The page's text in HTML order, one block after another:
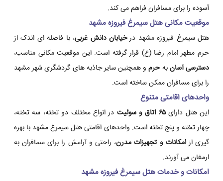
آسوده را برای مسافران فراهم می کند.
موقعیت مکانی هتل سیمرغ فیروزه مشهد
هتل سیمرغ فیروزه مشهد درخیابان دانش غربی، با فاصله ای اندک از
حرم مطهر امام رضا (ع) قرار گرفته است. این موقعیت مکانی مناسب،
دسترسی آسانبه حرمو همچنین سایر جاذبه های گردشگری شهر مشهد
را برای مسافران ممکن ساخته است.
واحدهای اقامتی متنوع
این هتل دارای۶۵ اتاق و سوئیت
در انواع مختلف دو تخته، سه تخته،
چهار تخته و پنج تخته است. واحدهای اقامتی هتل سیمرغ مشهد با بهره
گیری ازامکانات و تجهیزات مدرن، راحتی و آرامش را برای مسافران به
ارمغان می آورند.
امکانات و خدمات هتل سیمرغ فیروزه مشهد